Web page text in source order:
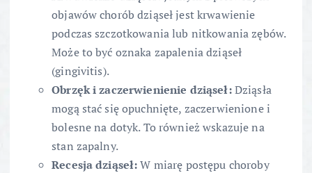
objawów chorób dziąseł jest krwawienie
podczas szczotkowania lub nitkowania zębów.
Może to być oznaka zapalenia dziąseł
(gingivitis).
Obrzęk i zaczerwienienie dziąseł:Dziąsła
mogą stać się opuchnięte, zaczerwienione i
bolesne na dotyk. To również wskazuje na
stan zapalny.
Recesja dziąseł:W miarę postępu choroby